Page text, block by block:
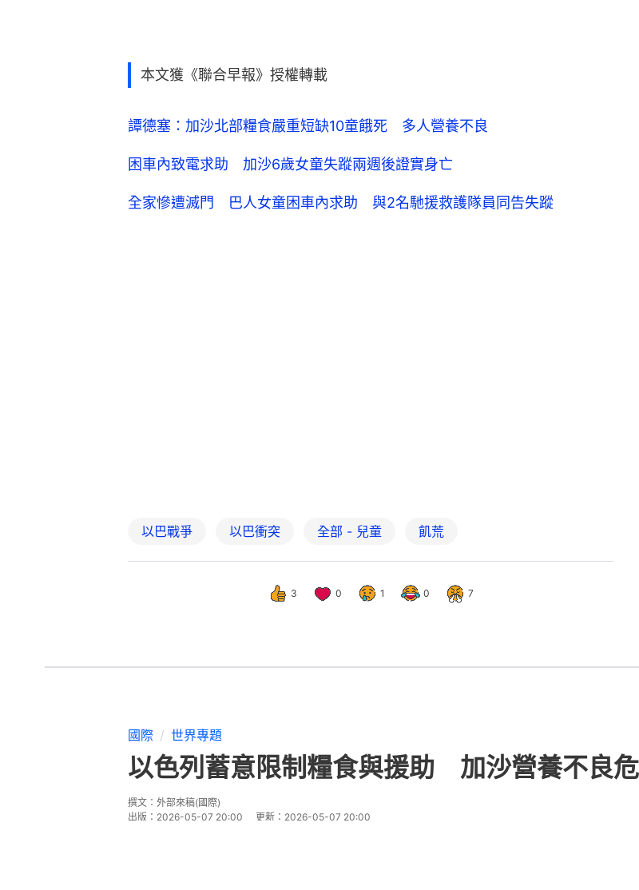
本文獲《聯合早報》授權轉載
譚德塞：加沙北部糧食嚴重短缺10童餓死 多人營養不良
困車內致電求助 加沙6歲女童失蹤兩週後證實身亡
全家慘遭滅門 巴人女童困車內求助 與2名馳援救護隊員同告失蹤
以巴戰爭 以巴衝突 全部 - 兒童 飢荒
3 0 1 0 7
國際 世界專題
以色列蓄意限制糧食與援助 加沙營養不良
撰文： 外部來稿(國際)
出版： 2026-05-07 20:00 更新： 2026-05-07 20:00